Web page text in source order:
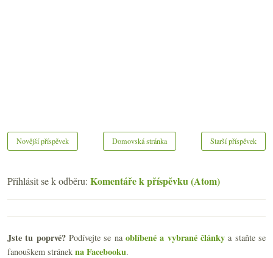
Novější příspěvek Starší příspěvek
Domovská stránka
Přihlásit se k odběru: Komentáře k příspěvku (Atom)
Jste tu poprvé?Podívejte se naoblíbené a vybrané články a staňte se
fanouškem stránek na Facebooku.